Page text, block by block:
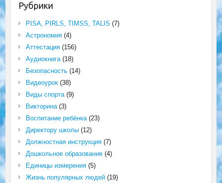
Рубрики
PISA, PIRLS, TIMSS, TALIS (7)
Астрономия(4)
Аттестация(156)
Аудиокнига(18)
Безопасность(14)
Видеоурок(38)
Виды спорта(9)
Викторина(3)
Воспитание ребёнка(23)
Директору школы(12)
Должностная инструкция(7)
Дошкольное образование(4)
Единицы измерения(5)
Жизнь популярных людей(19)